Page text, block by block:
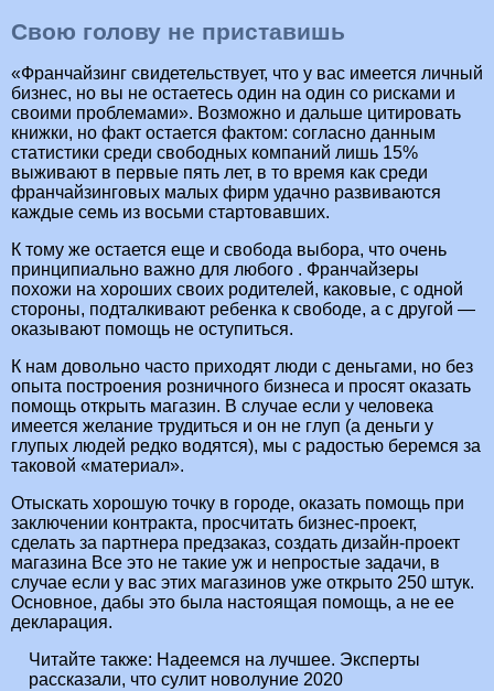
Свою голову не приставишь
«Франчайзинг свидетельствует, что у вас имеется личный
бизнес, но вы не остаетесь один на один со рисками и
своими проблемами». Возможно и дальше цитировать
книжки, но факт остается фактом: согласно данным
статистики среди свободных компаний лишь 15%
выживают в первые пять лет, в то время как среди
франчайзинговых малых фирм удачно развиваются
каждые семь из восьми стартовавших.
К тому же остается еще и свобода выбора, что очень
принципиально важно для любого . Франчайзеры
похожи на хороших своих родителей, каковые, с одной
стороны, подталкивают ребенка к свободе, а с другой —
оказывают помощь не оступиться.
К нам довольно часто приходят люди с деньгами, но без
опыта построения розничного бизнеса и просят оказать
помощь открыть магазин. В случае если у человека
имеется желание трудиться и он не глуп (а деньги у
глупых людей редко водятся), мы с радостью беремся за
таковой «материал».
Отыскать хорошую точку в городе, оказать помощь при
заключении контракта, просчитать бизнес-проект,
сделать за партнера предзаказ, создать дизайн-проект
магазина Все это не такие уж и непростые задачи, в
случае если у вас этих магазинов уже открыто 250 штук.
Основное, дабы это была настоящая помощь, а не ее
декларация.
Читайте также: Надеемся на лучшее. Эксперты
рассказали, что сулит новолуние 2020